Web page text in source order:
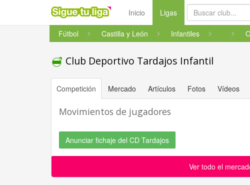
Inicio Ligas(current)
Fútbol Castilla y León Infantiles
Club Deportivo Tardajos Infantil
Competición Mercado Artículos Fotos Vídeos
Movimientos de jugadores
Anunciar fichaje del CD Tardajos
Ver todo el